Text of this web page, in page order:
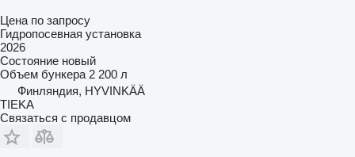
Цена по запросу
Гидропосевная установка
2026
Состояние новый
Объем бункера 2 200 л
Финляндия, HYVINKÄÄ
TIEKA
Связаться с продавцом